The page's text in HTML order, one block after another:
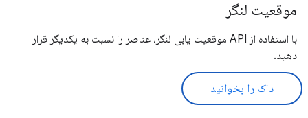
موقعیت لنگر
با استفاده از API موقعیت یابی لنگر، عناصر را نسبت به یکدیگر قرار
دهید.
داک را بخوانید